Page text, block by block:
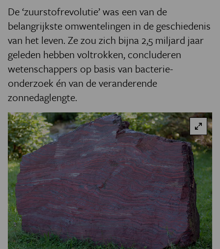
PODCAST AGENDA
JONGE UITDAGERS
De ‘zuurstofrevolutie’ was een van de
belangrijkste omwentelingen in de geschiedenis
van het leven. Ze zou zich bijna 2,5 miljard jaar
geleden hebben voltrokken, concluderen
wetenschappers op basis van bacterie-
onderzoek én van de veranderende
zonnedaglengte.